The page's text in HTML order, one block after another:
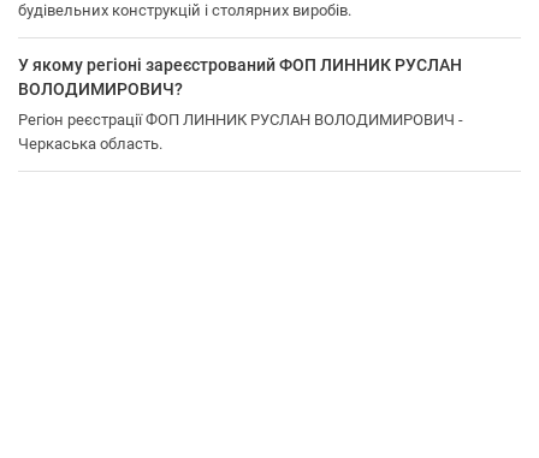
будівельних конструкцій і столярних виробів.
У якому регіоні зареєстрований ФОП ЛИННИК РУСЛАН
ВОЛОДИМИРОВИЧ?
Регіон реєстрації ФОП ЛИННИК РУСЛАН ВОЛОДИМИРОВИЧ -
Черкаська область.